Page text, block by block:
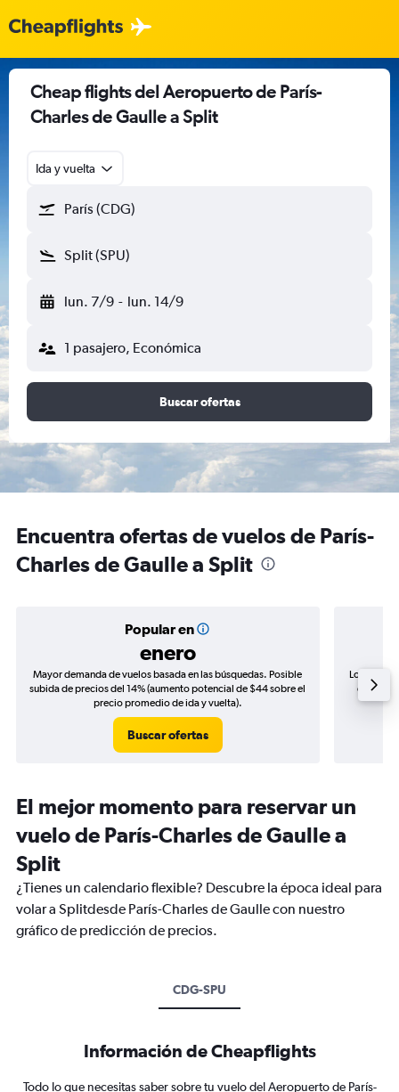
Cheap flights del Aeropuerto de París-
Charles de Gaulle a Split
Ida y vuelta
París (CDG)
Split (SPU)
lun. 7/9 - lun. 14/9
1 pasajero, Económica
Buscar ofertas
Encuentra ofertas de vuelos de París-
Charles de Gaulle a Split
Popular en
enero
Mayor demanda de vuelos basada en las búsquedas. Posible
subida de precios del 14% (aumento potencial de $44 sobre el
precio promedio de ida y vuelta).
Buscar ofertas
Los
de
El mejor momento para reservar un
vuelo de París-Charles de Gaulle a
Split
¿Tienes un calendario flexible? Descubre la época ideal para
volar a Splitdesde París-Charles de Gaulle con nuestro
gráfico de predicción de precios.
CDG-SPU
Información de Cheapflights
Todo lo que necesitas saber sobre tu vuelo del Aeropuerto de París-